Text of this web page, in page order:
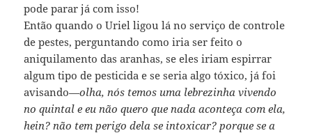
pode parar já com isso!
Então quando o Uriel ligou lá no serviço de controle
de pestes, perguntando como iria ser feito o
aniquilamento das aranhas, se eles iriam espirrar
algum tipo de pesticida e se seria algo tóxico, já foi
avisando—olha, nós temos uma lebrezinha vivendo
no quintal e eu não quero que nada aconteça com ela,
hein? não tem perigo dela se intoxicar? porque se a